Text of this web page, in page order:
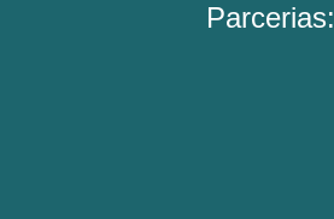
Parcerias: